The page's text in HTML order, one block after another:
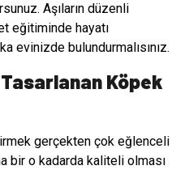
Aşıların düzenli
eğitiminde hayatı
evinizde bulundurmalısınız.
Köpek
gerçekten çok eğlenceli
bir o kadarda kaliteli olması